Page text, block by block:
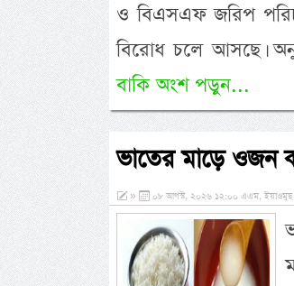
ও বিএসএফ জরিপ
বিরোধ চলে আসছে।
বাকি অংশ পড়ুন...
ভাতের মাড়ে ওজন
» ০৮ আগস্ট, ২০২৬ ১২:০০ এএম, ইয়াওমুছ